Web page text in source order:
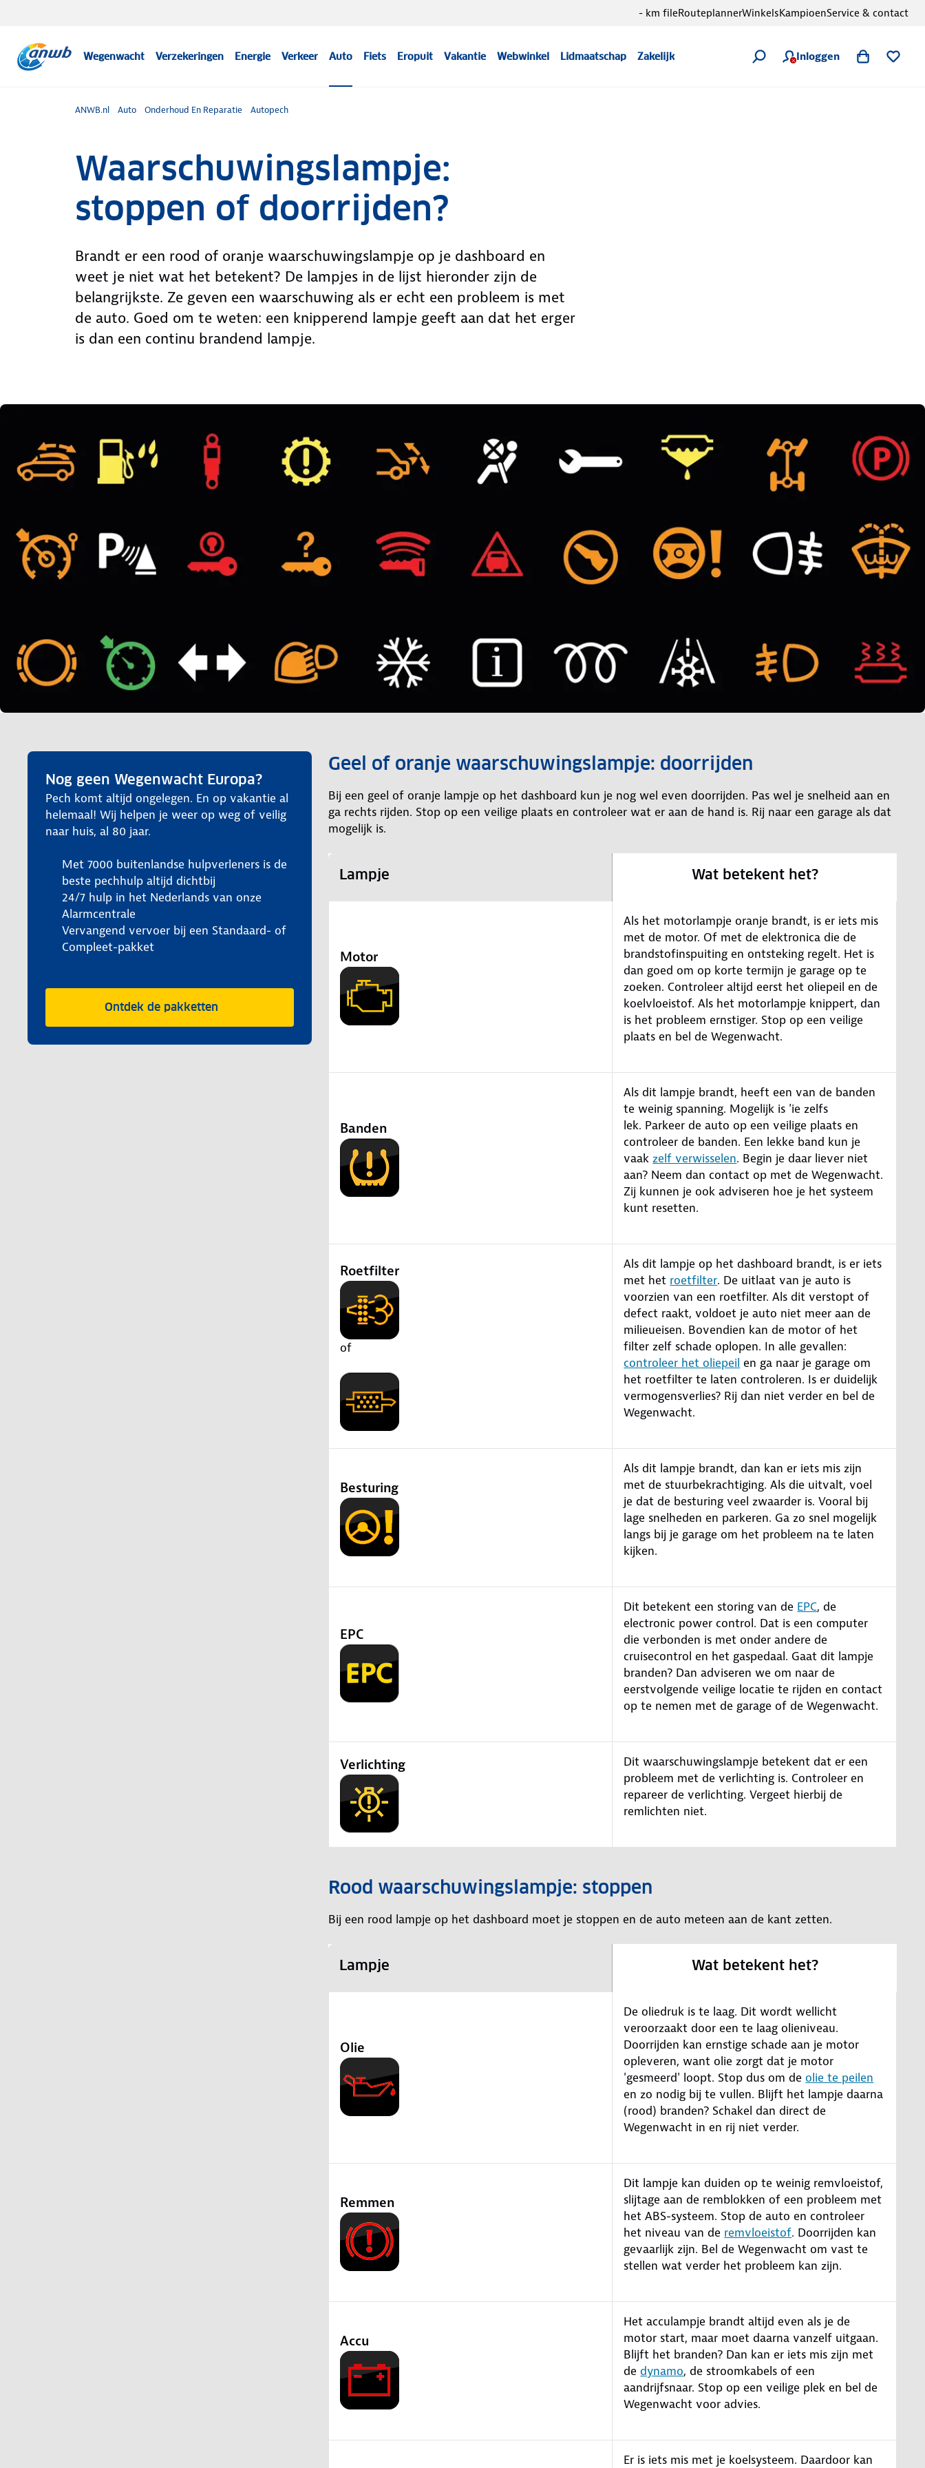
Wegenwacht Verzekeringen Energie Verkeer Auto Fiets Eropuit Vakantie Webwinkel Lidmaatschap Zakelijk Inloggen
- km fileRouteplannerWinkelsKampioenService & contact
ANWB.nl Auto Onderhoud En Reparatie Autopech
Waarschuwingslampje:
stoppen of doorrijden?
Brandt er een rood of oranje waarschuwingslampje op je dashboard en
weet je niet wat het betekent? De lampjes in de lijst hieronder zijn de
belangrijkste. Ze geven een waarschuwing als er echt een probleem is met
de auto. Goed om te weten: een knipperend lampje geeft aan dat het erger
is dan een continu brandend lampje.
Nog geen Wegenwacht Europa?
Pech komt altijd ongelegen. En op vakantie al
helemaal! Wij helpen je weer op weg of veilig
naar huis, al 80 jaar.
Met 7000 buitenlandse hulpverleners is de
beste pechhulp altijd dichtbij
24/7 hulp in het Nederlands van onze
Alarmcentrale
Vervangend vervoer bij een Standaard- of
Compleet-pakket
Ontdek de pakketten
Geel of oranje waarschuwingslampje: doorrijden
Bij een geel of oranje lampje op het dashboard kun je nog wel even doorrijden. Pas wel je snelheid aan en
ga rechts rijden. Stop op een veilige plaats en controleer wat er aan de hand is. Rij naar een garage als dat
mogelijk is.
Lampje Wat betekent het?
Motor
Als het motorlampje oranje brandt, is er iets mis
met de motor. Of met de elektronica die de
brandstofinspuiting en ontsteking regelt. Het is
dan goed om op korte termijn je garage op te
zoeken. Controleer altijd eerst het oliepeil en de
koelvloeistof. Als het motorlampje knippert, dan
is het probleem ernstiger. Stop op een veilige
plaats en bel de Wegenwacht.
Banden
Als dit lampje brandt, heeft een van de banden
te weinig spanning. Mogelijk is 'ie zelfs
lek. Parkeer de auto op een veilige plaats en
controleer de banden. Een lekke band kun je
vaak zelf verwisselen. Begin je daar liever niet
aan? Neem dan contact op met de Wegenwacht.
Zij kunnen je ook adviseren hoe je het systeem
kunt resetten.
Roetfilter
of
Als dit lampje op het dashboard brandt, is er iets
met het roetfilter. De uitlaat van je auto is
voorzien van een roetfilter. Als dit verstopt of
defect raakt, voldoet je auto niet meer aan de
milieueisen. Bovendien kan de motor of het
filter zelf schade oplopen. In alle gevallen:
controleer het oliepeil en ga naar je garage om
het roetfilter te laten controleren. Is er duidelijk
vermogensverlies? Rij dan niet verder en bel de
Wegenwacht.
Besturing
Als dit lampje brandt, dan kan er iets mis zijn
met de stuurbekrachtiging. Als die uitvalt, voel
je dat de besturing veel zwaarder is. Vooral bij
lage snelheden en parkeren. Ga zo snel mogelijk
langs bij je garage om het probleem na te laten
kijken.
EPC
Dit betekent een storing van de EPC, de
electronic power control. Dat is een computer
die verbonden is met onder andere de
cruisecontrol en het gaspedaal. Gaat dit lampje
branden? Dan adviseren we om naar de
eerstvolgende veilige locatie te rijden en contact
op te nemen met de garage of de Wegenwacht.
Verlichting
Dit waarschuwingslampje betekent dat er een
probleem met de verlichting is. Controleer en
repareer de verlichting. Vergeet hierbij de
remlichten niet.
Rood waarschuwingslampje: stoppen
Bij een rood lampje op het dashboard moet je stoppen en de auto meteen aan de kant zetten.
Lampje Wat betekent het?
Olie
De oliedruk is te laag. Dit wordt wellicht
veroorzaakt door een te laag olieniveau.
Doorrijden kan ernstige schade aan je motor
opleveren, want olie zorgt dat je motor
'gesmeerd' loopt. Stop dus om de olie te peilen
en zo nodig bij te vullen. Blijft het lampje daarna
(rood) branden? Schakel dan direct de
Wegenwacht in en rij niet verder.
Remmen
Dit lampje kan duiden op te weinig remvloeistof,
slijtage aan de remblokken of een probleem met
het ABS-systeem. Stop de auto en controleer
het niveau van de remvloeistof. Doorrijden kan
gevaarlijk zijn. Bel de Wegenwacht om vast te
stellen wat verder het probleem kan zijn.
Accu
Het acculampje brandt altijd even als je de
motor start, maar moet daarna vanzelf uitgaan.
Blijft het branden? Dan kan er iets mis zijn met
de dynamo, de stroomkabels of een
aandrijfsnaar. Stop op een veilige plek en bel de
Wegenwacht voor advies.
Er is iets mis met je koelsysteem. Daardoor kan